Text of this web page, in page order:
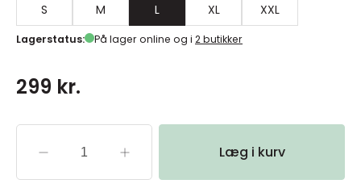
S
M L XL XXL
Lagerstatus: På lager online og i 2 butikker
299 kr.
Læg i kurv